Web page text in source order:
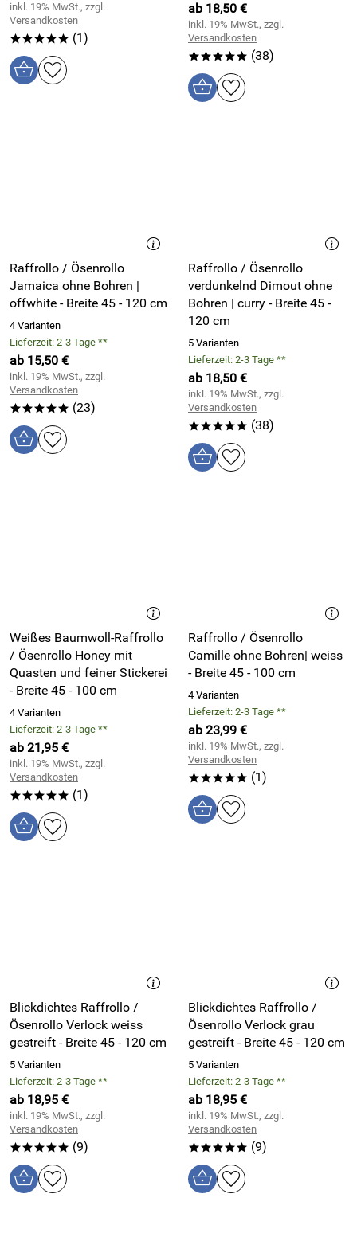
inkl. 19% MwSt., zzgl.
Versandkosten
***** (1)
ab 18,50 €
inkl. 19% MwSt., zzgl.
Versandkosten
***** (38)
Raffrollo / Ösenrollo
Jamaica ohne Bohren |
offwhite - Breite 45 - 120 cm
4 Varianten
Lieferzeit: 2-3 Tage **
ab 15,50 €
inkl. 19% MwSt., zzgl.
Versandkosten
***** (23)
Raffrollo / Ösenrollo
verdunkelnd Dimout ohne
Bohren | curry - Breite 45 -
120 cm
5 Varianten
Lieferzeit: 2-3 Tage **
ab 18,50 €
inkl. 19% MwSt., zzgl.
Versandkosten
***** (38)
Weißes Baumwoll-Raffrollo
/ Ösenrollo Honey mit
Quasten und feiner Stickerei
- Breite 45 - 100 cm
4 Varianten
Lieferzeit: 2-3 Tage **
ab 21,95 €
inkl. 19% MwSt., zzgl.
Versandkosten
***** (1)
Raffrollo / Ösenrollo
Camille ohne Bohren| weiss
- Breite 45 - 100 cm
4 Varianten
Lieferzeit: 2-3 Tage **
ab 23,99 €
inkl. 19% MwSt., zzgl.
Versandkosten
***** (1)
Blickdichtes Raffrollo /
Ösenrollo Verlock weiss
gestreift - Breite 45 - 120 cm
5 Varianten
Lieferzeit: 2-3 Tage **
ab 18,95 €
inkl. 19% MwSt., zzgl.
Versandkosten
***** (9)
Blickdichtes Raffrollo /
Ösenrollo Verlock grau
gestreift - Breite 45 - 120 cm
5 Varianten
Lieferzeit: 2-3 Tage **
ab 18,95 €
inkl. 19% MwSt., zzgl.
Versandkosten
***** (9)